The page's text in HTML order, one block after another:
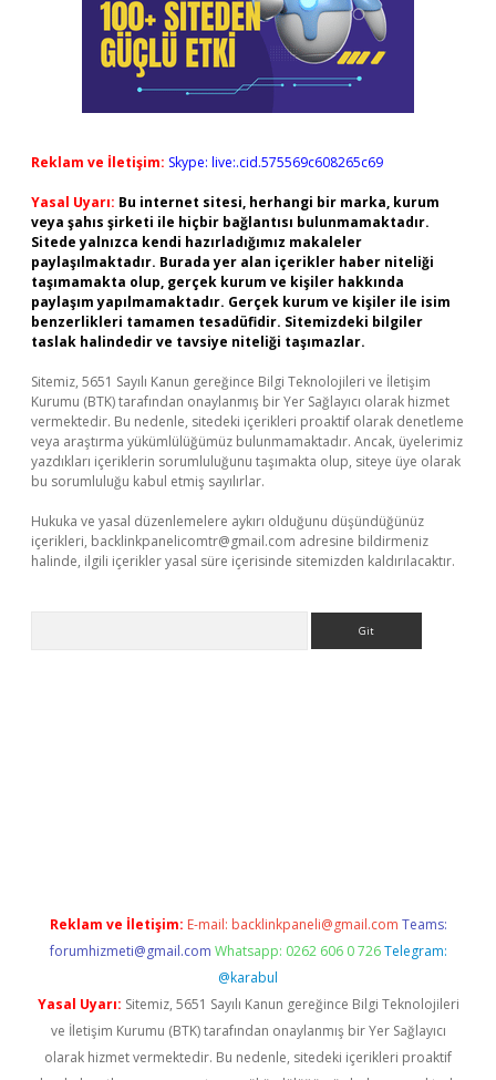
Reklam ve İletişim: Skype: live:.cid.575569c608265c69
Yasal Uyarı: Bu internet sitesi, herhangi bir marka, kurum
veya şahıs şirketi ile hiçbir bağlantısı bulunmamaktadır.
Sitede yalnızca kendi hazırladığımız makaleler
paylaşılmaktadır. Burada yer alan içerikler haber niteliği
taşımamakta olup, gerçek kurum ve kişiler hakkında
paylaşım yapılmamaktadır. Gerçek kurum ve kişiler ile isim
benzerlikleri tamamen tesadüfidir. Sitemizdeki bilgiler
taslak halindedir ve tavsiye niteliği taşımazlar.
Sitemiz, 5651 Sayılı Kanun gereğince Bilgi Teknolojileri ve İletişim
Kurumu (BTK) tarafından onaylanmış bir Yer Sağlayıcı olarak hizmet
vermektedir. Bu nedenle, sitedeki içerikleri proaktif olarak denetleme
veya araştırma yükümlülüğümüz bulunmamaktadır. Ancak, üyelerimiz
yazdıkları içeriklerin sorumluluğunu taşımakta olup, siteye üye olarak
bu sorumluluğu kabul etmiş sayılırlar.
Hukuka ve yasal düzenlemelere aykırı olduğunu düşündüğünüz
içerikleri, backlinkpanelicomtr@gmail.com adresine bildirmeniz
halinde, ilgili içerikler yasal süre içerisinde sitemizden kaldırılacaktır.
Reklam ve İletişim: E-mail: backlinkpaneli@gmail.com Teams:
forumhizmeti@gmail.com Whatsapp: 0262 606 0 726 Telegram:
@karabul
Yasal Uyarı: Sitemiz, 5651 Sayılı Kanun gereğince Bilgi Teknolojileri
ve İletişim Kurumu (BTK) tarafından onaylanmış bir Yer Sağlayıcı
olarak hizmet vermektedir. Bu nedenle, sitedeki içerikleri proaktif